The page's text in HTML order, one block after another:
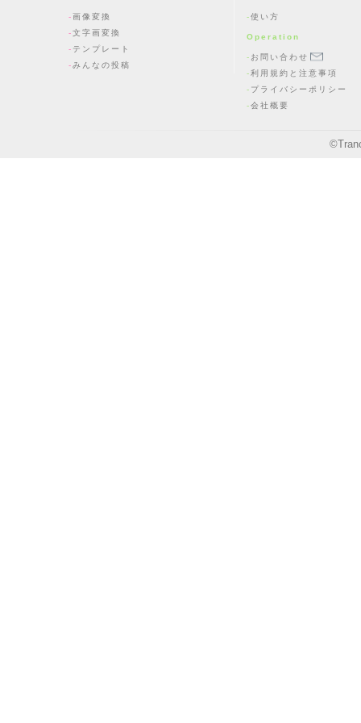
画像変換
文字画変換
テンプレート
みんなの投稿
使い方
Operation
お問い合わせ
利用規約と注意事項
プライバシーポリシー
会社概要
©